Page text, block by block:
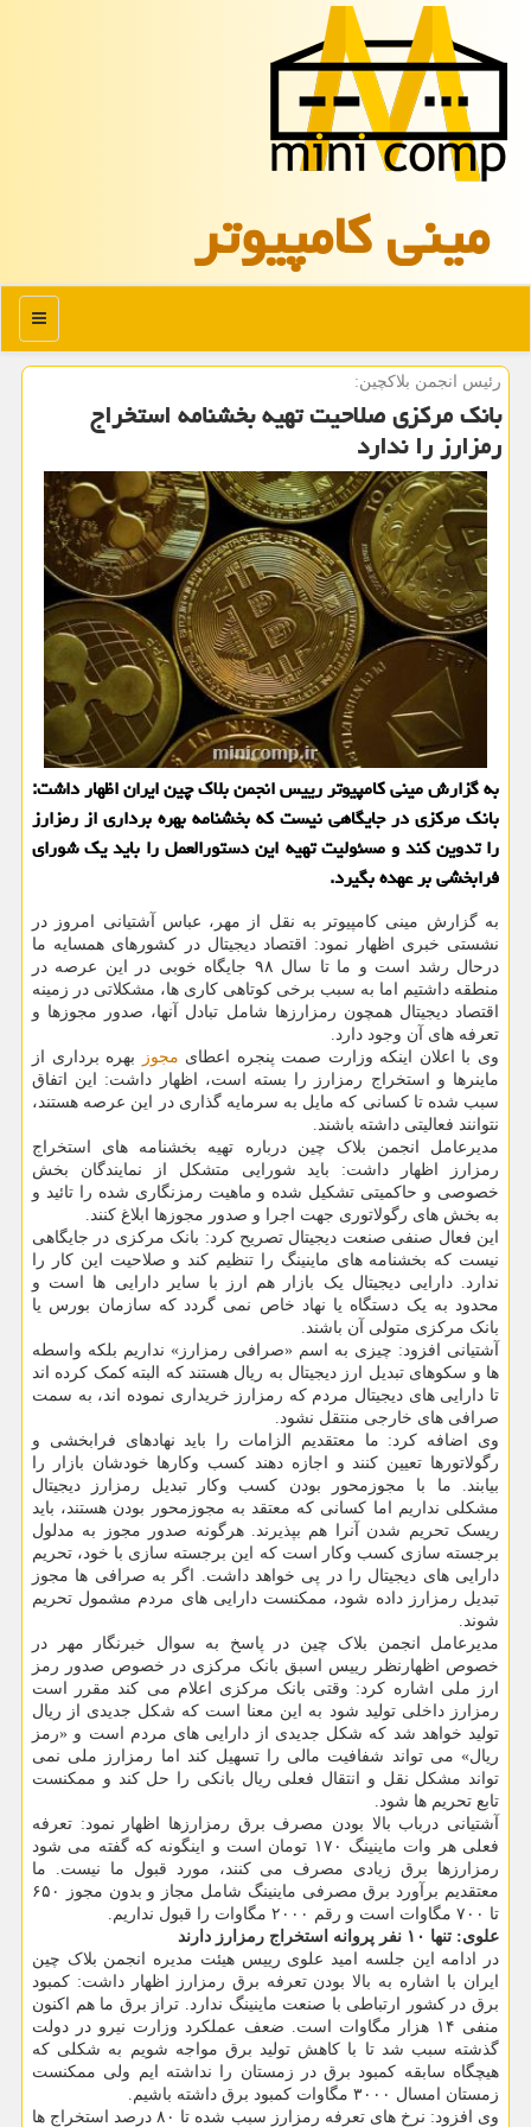
مینی كامپیوتر
منو
رئیس انجمن بلاكچین:
بانک مرکزی صلاحیت تهیه بخشنامه استخراج
رمزارز را ندارد
به گزارش مینی کامپیوتر رییس انجمن بلاک چین ایران اظهار داشت:
بانک مرکزی در جایگاهی نیست که بخشنامه بهره برداری از رمزارز
را تدوین کند و مسئولیت تهیه این دستورالعمل را باید یک شورای
فرابخشی بر عهده بگیرد.
به گزارش مینی کامپیوتر به نقل از مهر، عباس آشتیانی امروز در
نشستی خبری اظهار نمود: اقتصاد دیجیتال در کشورهای همسایه ما
درحال رشد است و ما تا سال ۹۸ جایگاه خوبی در این عرصه در
منطقه داشتیم اما به سبب برخی کوتاهی کاری ها، مشکلاتی در زمینه
اقتصاد دیجیتال همچون رمزارزها شامل تبادل آنها، صدور مجوزها و
تعرفه های آن وجود دارد.
وی با اعلان اینکه وزارت صمت پنجره اعطای مجوز
بهره برداری از
ماینرها و استخراج رمزارز را بسته است، اظهار داشت: این اتفاق
سبب شده تا کسانی که مایل به سرمایه گذاری در این عرصه هستند،
نتوانند فعالیتی داشته باشند.
مدیرعامل انجمن بلاک چین درباره تهیه بخشنامه های استخراج
رمزارز اظهار داشت: باید شورایی متشکل از نمایندگان بخش
خصوصی و حاکمیتی تشکیل شده و ماهیت رمزنگاری شده را تائید و
به بخش های رگولاتوری جهت اجرا و صدور مجوزها ابلاغ کنند.
این فعال صنفی صنعت دیجیتال تصریح کرد: بانک مرکزی در جایگاهی
نیست که بخشنامه های ماینینگ را تنظیم کند و صلاحیت این کار را
ندارد. دارایی دیجیتال یک بازار هم ارز با سایر دارایی ها است و
محدود به یک دستگاه یا نهاد خاص نمی گردد که سازمان بورس یا
بانک مرکزی متولی آن باشند.
آشتیانی افزود: چیزی به اسم «صرافی رمزارز» نداریم بلکه واسطه
ها و سکوهای تبدیل ارز دیجیتال به ریال هستند که البته کمک کرده اند
تا دارایی های دیجیتال مردم که رمزارز خریداری نموده اند، به سمت
صرافی های خارجی منتقل نشود.
وی اضافه کرد: ما معتقدیم الزامات را باید نهادهای فرابخشی و
رگولاتورها تعیین کنند و اجازه دهند کسب وکارها خودشان بازار را
بیابند. ما با مجوزمحور بودن کسب وکار تبدیل رمزارز دیجیتال
مشکلی نداریم اما کسانی که معتقد به مجوزمحور بودن هستند، باید
ریسک تحریم شدن آنرا هم بپذیرند. هرگونه صدور مجوز به مدلول
برجسته سازی کسب وکار است که این برجسته سازی با خود، تحریم
دارایی های دیجیتال را در پی خواهد داشت. اگر به صرافی ها مجوز
تبدیل رمزارز داده شود، ممکنست دارایی های مردم مشمول تحریم
شوند.
مدیرعامل انجمن بلاک چین در پاسخ به سوال خبرنگار مهر در
خصوص اظهارنظر رییس اسبق بانک مرکزی در خصوص صدور رمز
ارز ملی اشاره کرد: وقتی بانک مرکزی اعلام می کند مقرر است
رمزارز داخلی تولید شود به این معنا است که شکل جدیدی از ریال
تولید خواهد شد که شکل جدیدی از دارایی های مردم است و «رمز
ریال» می تواند شفافیت مالی را تسهیل کند اما رمزارز ملی نمی
تواند مشکل نقل و انتقال فعلی ریال بانکی را حل کند و ممکنست
تابع تحریم ها شود.
آشتیانی درباب بالا بودن مصرف برق رمزارزها اظهار نمود: تعرفه
فعلی هر وات ماینینگ ۱۷۰ تومان است و اینگونه که گفته می شود
رمزارزها برق زیادی مصرف می کنند، مورد قبول ما نیست. ما
معتقدیم برآورد برق مصرفی ماینینگ شامل مجاز و بدون مجوز ۶۵۰
تا ۷۰۰ مگاوات است و رقم ۲۰۰۰ مگاوات را قبول نداریم.
علوی: تنها ۱۰ نفر پروانه استخراج رمزارز دارند
در ادامه این جلسه امید علوی رییس هیئت مدیره انجمن بلاک چین
ایران با اشاره به بالا بودن تعرفه برق رمزارز اظهار داشت: کمبود
برق در کشور ارتباطی با صنعت ماینینگ ندارد. تراز برق ما هم اکنون
منفی ۱۴ هزار مگاوات است. ضعف عملکرد وزارت نیرو در دولت
گذشته سبب شد تا با کاهش تولید برق مواجه شویم به شکلی که
هیچگاه سابقه کمبود برق در زمستان را نداشته ایم ولی ممکنست
زمستان امسال ۳۰۰۰ مگاوات کمبود برق داشته باشیم.
وی افزود: نرخ های تعرفه رمزارز سبب شده تا ۸۰ درصد استخراج ها